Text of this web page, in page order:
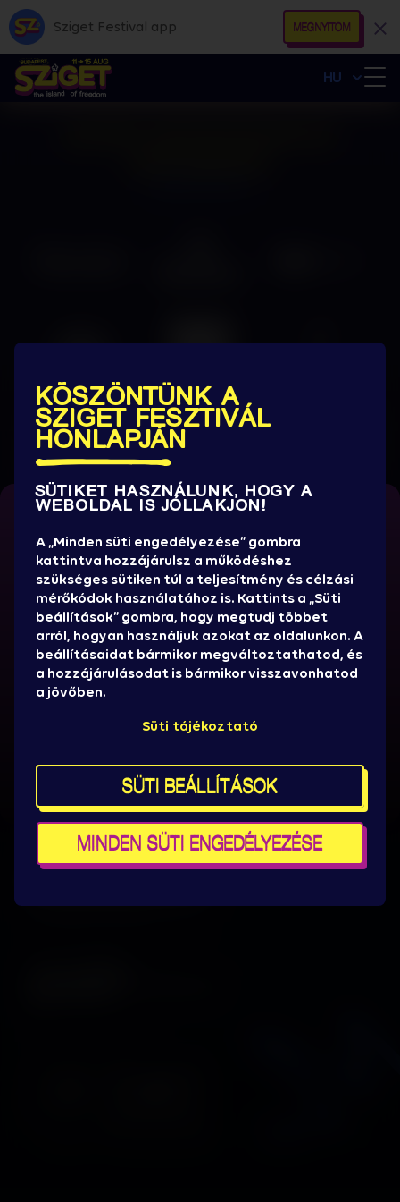
Sziget Festival app MEGNYITOM
HU
RAJTA VAGY A LISTÁN?
A Super Early Bird jegyekhez csak az előregisztrált
Szitizenek férhetnek hozzá (kedd 10:00-tól az Early
Bird jegyekhez már mindenki). Írd be a regisztráció
során használt email címed és hajrá!
Email címed
BELÉPÉS
Információra éhezel?
Értesülj elsőként az új előadókról, promóciókról,
játékok, jegyakciókról, hasznos infókról!
HÍRLEVELET KÉREK
Sajtó
Kereskedelmi pályázat
Kapcsolat
Süti beállítások
Térképek
A Sziget Kulturális
KÖSZÖNTÜNK A
SZIGET FESZTIVÁL
HONLAPJÁN
SÜTIKET HASZNÁLUNK, HOGY A
WEBOLDAL IS JÓLLAKJON!
A „Minden süti engedélyezése” gombra
kattintva hozzájárulsz a működéshez
szükséges sütiken túl a teljesítmény és célzási
mérőkódok használatához is. Kattints a „Süti
beállítások” gombra, hogy megtudj többet
arról, hogyan használjuk azokat az oldalunkon. A
beállításaidat bármikor megváltoztathatod, és
a hozzájárulásodat is bármikor visszavonhatod
a jövőben.
Süti tájékoztató
SÜTI BEÁLLÍTÁSOK
MINDEN SÜTI ENGEDÉLYEZÉSE